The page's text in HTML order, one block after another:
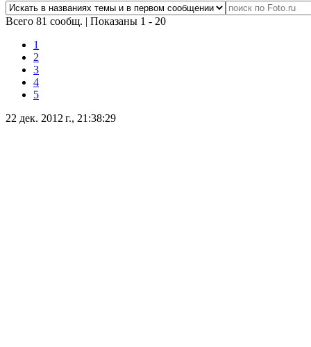
Всего 81 сообщ. | Показаны 1 - 20
1
2
3
4
5
22 дек. 2012 г., 21:38:29